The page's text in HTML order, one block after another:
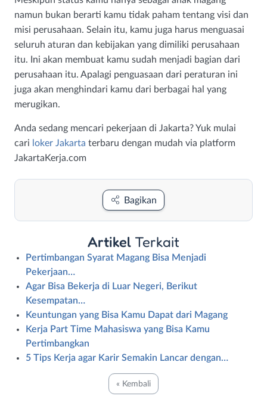
namun bukan berarti kamu tidak paham tentang visi dan
misi perusahaan. Selain itu, kamu juga harus menguasai
seluruh aturan dan kebijakan yang dimiliki perusahaan
itu. Ini akan membuat kamu sudah menjadi bagian dari
perusahaan itu. Apalagi penguasaan dari peraturan ini
juga akan menghindari kamu dari berbagai hal yang
merugikan.
Anda sedang mencari pekerjaan di Jakarta? Yuk mulai
cari loker Jakarta terbaru dengan mudah via platform
JakartaKerja.com
Bagikan
Artikel Terkait
Pertimbangan Syarat Magang Bisa Menjadi
Pekerjaan…
Agar Bisa Bekerja di Luar Negeri, Berikut
Kesempatan…
Keuntungan yang Bisa Kamu Dapat dari Magang
Kerja Part Time Mahasiswa yang Bisa Kamu
Pertimbangkan
5 Tips Kerja agar Karir Semakin Lancar dengan…
« Kembali